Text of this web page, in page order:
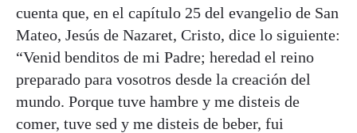
cuenta que, en el capítulo 25 del evangelio de San
Mateo, Jesús de Nazaret, Cristo, dice lo siguiente:
“Venid benditos de mi Padre; heredad el reino
preparado para vosotros desde la creación del
mundo. Porque tuve hambre y me disteis de
comer, tuve sed y me disteis de beber, fui